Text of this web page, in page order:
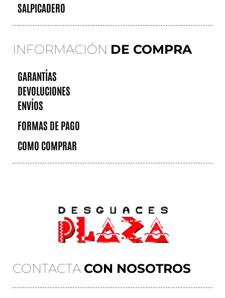
CONTACTA CON NOSOTROS
SALPICADERO
INFORMACIÓN DE COMPRA
GARANTÍAS
DEVOLUCIONES
ENVÍOS
FORMAS DE PAGO
COMO COMPRAR